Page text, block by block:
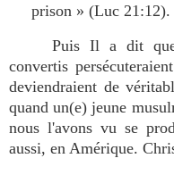
prison » (Luc 21:12).
Puis Il a dit
convertis
deviendraient de
quand un(e) jeune
nous l'avons vu se
aussi, en Amérique.